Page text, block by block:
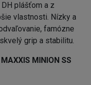
plášťom a z
vlastnosti. Nízky a
famózne
grip a stabilitu.
MINION SS